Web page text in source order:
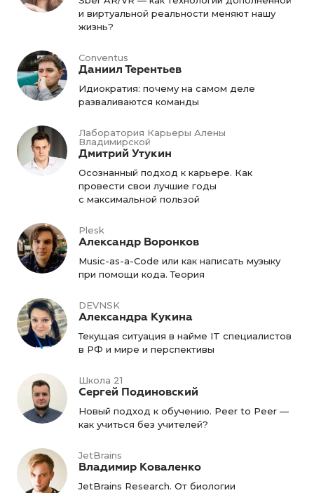
и виртуальной реальности меняют нашу
жизнь?
Conventus
Даниил Терентьев
Идиократия: почему на самом деле
разваливаются команды
Лаборатория Карьеры Алены
Владимирской
Дмитрий Утукин
Осознанный подход к карьере. Как
провести свои лучшие годы
с максимальной пользой
Plesk
Александр Воронков
Music-as-a-Code или как написать музыку
при помощи кода. Теория
DEVNSK
Александра Кукина
Текущая ситуация в найме IT специалистов
в РФ и мире и перспективы
Школа 21
Сергей Подиновский
Новый подход к обучению. Peer to Peer —
как учиться без учителей?
JetBrains
Владимир Коваленко
JetBrains Research. От биологии